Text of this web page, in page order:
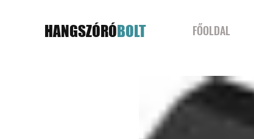
HANGSZÓRÓBOLT FŐOLDAL